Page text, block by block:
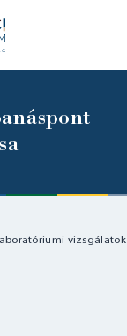
vizsgálatok